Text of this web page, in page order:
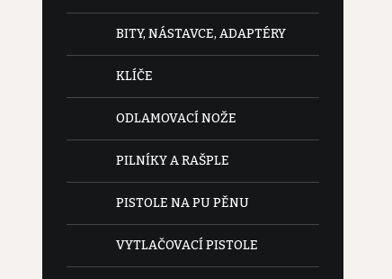
BITY, NÁSTAVCE, ADAPTÉRY
KLÍČE
ODLAMOVACÍ NOŽE
PILNÍKY A RAŠPLE
PISTOLE NA PU PĚNU
VYTLAČOVACÍ PISTOLE